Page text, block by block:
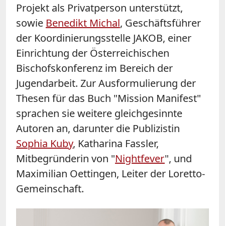
Projekt als Privatperson unterstützt,
sowie Benedikt Michal, Geschäftsführer
der Koordinierungsstelle JAKOB, einer
Einrichtung der Österreichischen
Bischofskonferenz im Bereich der
Jugendarbeit. Zur Ausformulierung der
Thesen für das Buch "Mission Manifest"
sprachen sie weitere gleichgesinnte
Autoren an, darunter die Publizistin
Sophia Kuby, Katharina Fassler,
Mitbegründerin von "Nightfever", und
Maximilian Oettingen, Leiter der Loretto-
Gemeinschaft.